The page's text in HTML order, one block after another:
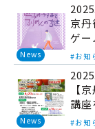
News
京
ゲ
#お知
News
【
講座
#お知